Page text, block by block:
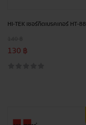
HI-TEK เซอร์กิตเบรคเกอร์ HT-88
130 ฿